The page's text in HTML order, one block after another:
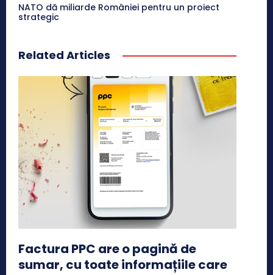
NATO dă miliarde României pentru un proiect
strategic
Related Articles
Factura PPC are o pagină de
sumar, cu toate informațiile care